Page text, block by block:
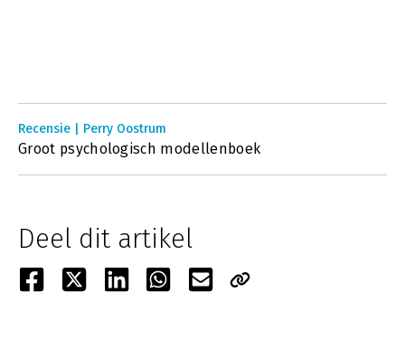
Recensie | Perry Oostrum
Groot psychologisch modellenboek
Deel dit artikel